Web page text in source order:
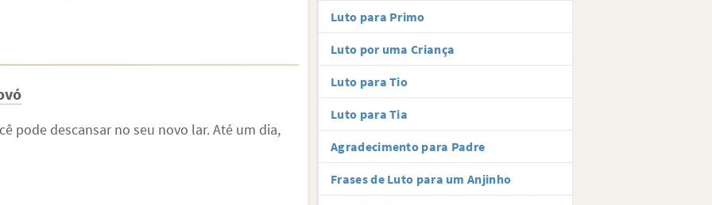
pode descansar no seu novo lar. Até um dia,
Luto para Primo
Luto por uma Criança
Luto para Tio
Luto para Tia
Agradecimento para Padre
Frases de Luto para um Anjinho